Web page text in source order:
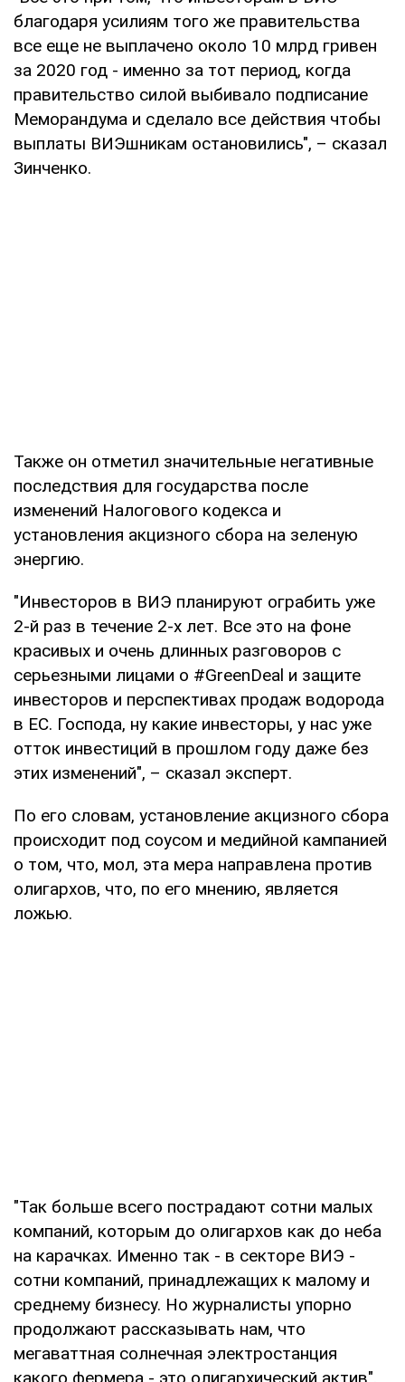
благодаря усилиям того же правительства
все еще не выплачено около 10 млрд гривен
за 2020 год - именно за тот период, когда
правительство силой выбивало подписание
Меморандума и сделало все действия чтобы
выплаты ВИЭшникам остановились", – сказал
Зинченко.
Также он отметил значительные негативные
последствия для государства после
изменений Налогового кодекса и
установления акцизного сбора на зеленую
энергию.
"Инвесторов в ВИЭ планируют ограбить уже
2-й раз в течение 2-х лет. Все это на фоне
красивых и очень длинных разговоров с
серьезными лицами о #GreenDeal и защите
инвесторов и перспективах продаж водорода
в ЕС. Господа, ну какие инвесторы, у нас уже
отток инвестиций в прошлом году даже без
этих изменений", – сказал эксперт.
По его словам, установление акцизного сбора
происходит под соусом и медийной кампанией
о том, что, мол, эта мера направлена против
олигархов, что, по его мнению, является
ложью.
"Так больше всего пострадают сотни малых
компаний, которым до олигархов как до неба
на карачках. Именно так - в секторе ВИЭ -
сотни компаний, принадлежащих к малому и
среднему бизнесу. Но журналисты упорно
продолжают рассказывать нам, что
мегаваттная солнечная электростанция
какого фермера - это олигархический актив",